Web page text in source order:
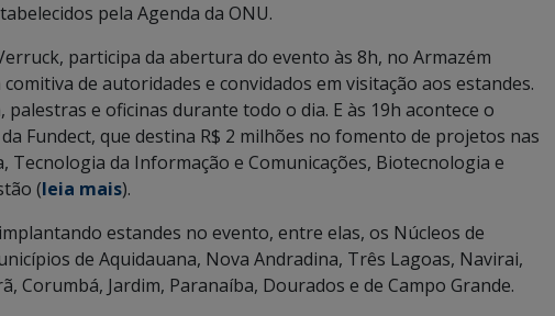
pela Agenda da ONU.
participa da abertura do evento às 8h, no Armazém
de autoridades e convidados em visitação aos estandes.
e oficinas durante todo o dia. E às 19h acontece o
Fundect, que destina R$ 2 milhões no fomento de projetos nas
Tecnologia da Informação e Comunicações, Biotecnologia e
(leia mais).
estandes no evento, entre elas, os Núcleos de
de Aquidauana, Nova Andradina, Três Lagoas, Navirai,
Corumbá, Jardim, Paranaíba, Dourados e de Campo Grande.